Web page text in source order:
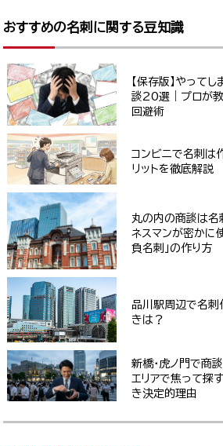
おすすめの名刺に関する豆知識
【保存版】やって
談20選｜プロが
回避術
コンビニで名刺は
リットを徹底解説
丸の内の商談は名
ネスマンが密かに
負名刺」の作り方
品川駅周辺で名刺
きは？
新橋・虎ノ門で商
エリアで焦って探
き決定的理由